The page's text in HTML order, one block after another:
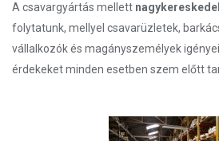
A csavargyártás mellett
folytatunk, mellyel csavarüzletek,
vállalkozók és magányszemélyek
érdekeket minden esetben szem előtt